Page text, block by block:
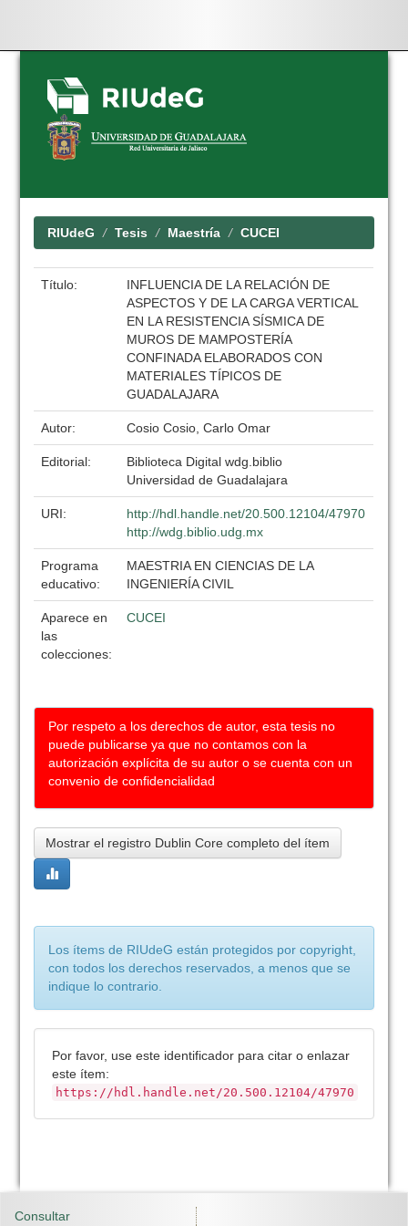
Skip
navigation
RIUdeG Tesis Maestría CUCEI
Título:
INFLUENCIA DE LA RELACIÓN DE
ASPECTOS Y DE LA CARGA VERTICAL
EN LA RESISTENCIA SÍSMICA DE
MUROS DE MAMPOSTERÍA
CONFINADA ELABORADOS CON
MATERIALES TÍPICOS DE
GUADALAJARA
Autor: Cosio Cosio, Carlo Omar
Editorial:
Biblioteca Digital wdg.biblio
Universidad de Guadalajara
URI:
http://hdl.handle.net/20.500.12104/47970
http://wdg.biblio.udg.mx
Programa
educativo:
MAESTRIA EN CIENCIAS DE LA
INGENIERÍA CIVIL
Aparece en
las
colecciones:
CUCEI
Por respeto a los derechos de autor, esta tesis no
puede publicarse ya que no contamos con la
autorización explícita de su autor o se cuenta con un
convenio de confidencialidad
Mostrar el registro Dublin Core completo del ítem
Los ítems de RIUdeG están protegidos por copyright,
con todos los derechos reservados, a menos que se
indique lo contrario.
Por favor, use este identificador para citar o enlazar
este ítem:
https://hdl.handle.net/20.500.12104/47970
Consultar